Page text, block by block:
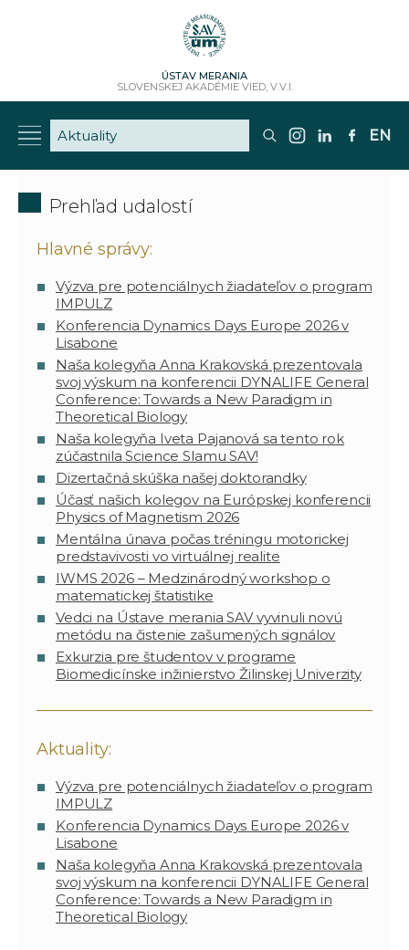
ÚSTAV MERANIA
SLOVENSKEJ AKADÉMIE VIED, V.V.I.
EN
Prehľad udalostí
Hlavné správy:
Výzva pre potenciálnych žiadateľov o program
IMPULZ
Konferencia Dynamics Days Europe 2026 v
Lisabone
Naša kolegyňa Anna Krakovská prezentovala
svoj výskum na konferencii DYNALIFE General
Conference: Towards a New Paradigm in
Theoretical Biology
Naša kolegyňa Iveta Pajanová sa tento rok
zúčastnila Science Slamu SAV!
Dizertačná skúška našej doktorandky
Účasť našich kolegov na Európskej konferencii
Physics of Magnetism 2026
Mentálna únava počas tréningu motorickej
predstavivosti vo virtuálnej realite
IWMS 2026 – Medzinárodný workshop o
matematickej štatistike
Vedci na Ústave merania SAV vyvinuli novú
metódu na čistenie zašumených signálov
Exkurzia pre študentov v programe
Biomedicínske inžinierstvo Žilinskej Univerzity
Aktuality:
Výzva pre potenciálnych žiadateľov o program
IMPULZ
Konferencia Dynamics Days Europe 2026 v
Lisabone
Naša kolegyňa Anna Krakovská prezentovala
svoj výskum na konferencii DYNALIFE General
Conference: Towards a New Paradigm in
Theoretical Biology